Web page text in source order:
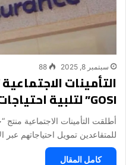
سبتمبر 8, 2025 88
التأمينات
GOSI” لتلبية احتياجات المتقاعدين
للمتقاعدين تمويل احتياجاتهم
كامل المقال